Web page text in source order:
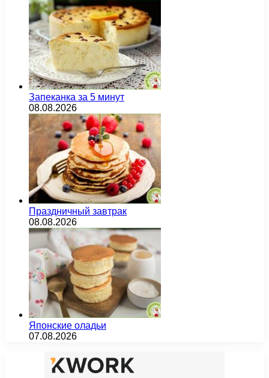
Запеканка за 5 минут
08.08.2026
Праздничный завтрак
08.08.2026
Японские оладьи
07.08.2026